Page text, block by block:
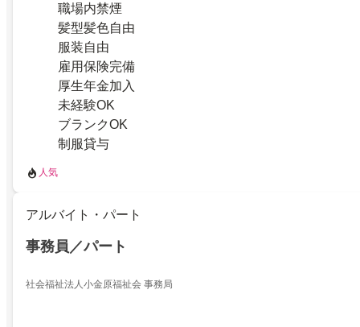
職場内禁煙
髪型髪色自由
服装自由
雇用保険完備
厚生年金加入
未経験OK
ブランクOK
制服貸与
人気
アルバイト・パート
事務員／パート
社会福祉法人小金原福祉会 事務局